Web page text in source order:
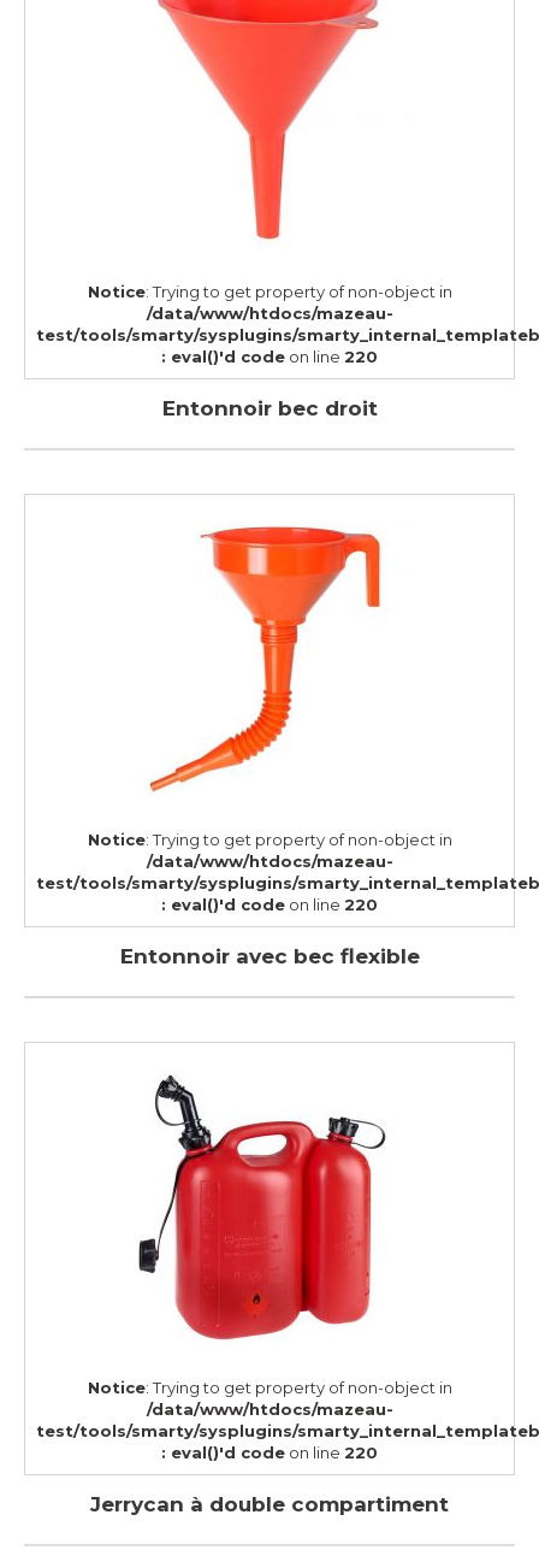
Notice: Trying to get property of non-object in
/data/www/htdocs/mazeau-
test/tools/smarty/sysplugins/
: eval()'d code on line 220
Entonnoir bec droit
Notice: Trying to get property of non-object in
/data/www/htdocs/mazeau-
test/tools/smarty/sysplugins/
: eval()'d code on line 220
Entonnoir avec bec flexible
Notice: Trying to get property of non-object in
/data/www/htdocs/mazeau-
test/tools/smarty/sysplugins/
: eval()'d code on line 220
Jerrycan à double compartiment